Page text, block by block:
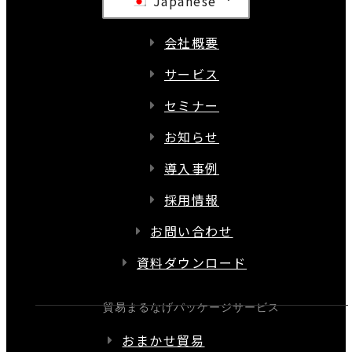
会社概要
サービス
セミナー
お知らせ
導入事例
採用情報
お問い合わせ
資料ダウンロード
貿易まるなげパッケージサービス
おまかせ貿易